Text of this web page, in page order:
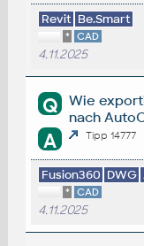
Revit Be.Smart
* CAD
4.11.2025
Q
Wie
nach
A Tipp 14777
Fusion360 DWG
* CAD
4.11.2025